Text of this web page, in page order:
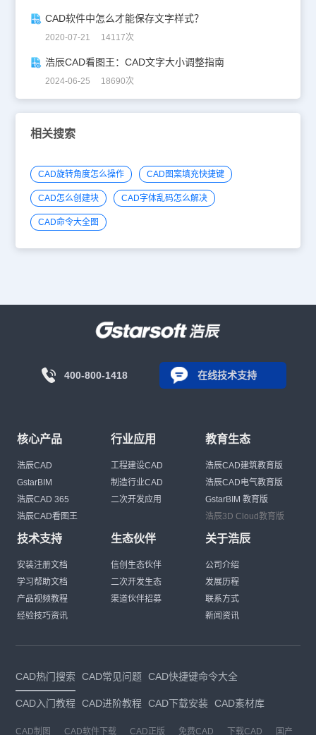
CAD软件中怎么才能保存文字样式？
2020-07-21 14117次
浩辰CAD看图王：CAD文字大小调整指南
2024-06-25 18690次
相关搜索
CAD旋转角度怎么操作 CAD图案填充快捷键
CAD怎么创建块 CAD字体乱码怎么解决
CAD命令大全图
400-800-1418 在线技术支持
核心产品
浩辰CAD
GstarBIM
浩辰CAD 365
浩辰CAD看图王
行业应用
工程建设CAD
制造行业CAD
二次开发应用
教育生态
浩辰CAD建筑教育版
浩辰CAD电气教育版
GstarBIM 教育版
浩辰3D Cloud教育版
技术支持
安装注册文档
学习帮助文档
产品视频教程
经验技巧资讯
生态伙伴
信创生态伙伴
二次开发生态
渠道伙伴招募
关于浩辰
公司介绍
发展历程
联系方式
新闻资讯
CAD热门搜索 CAD常见问题 CAD快捷键命令大全
CAD入门教程 CAD进阶教程 CAD下载安装 CAD素材库
CAD制图 CAD软件下载 CAD正版 免费CAD 下载CAD 国产